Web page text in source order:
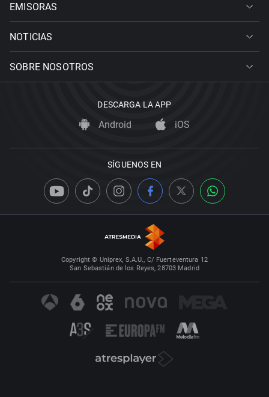
EMISORAS
NOTICIAS
SOBRE NOSOTROS
DESCARGA LA APP
Android iOS
SÍGUENOS EN
Copyright © Uniprex, S.A.U., C/ Fuerteventura 12
San Sebastián de los Reyes, 28703 Madrid